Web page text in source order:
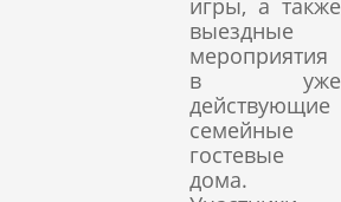
игры, а также
выездные
мероприятия
в уже
действующие
семейные
гостевые
дома.